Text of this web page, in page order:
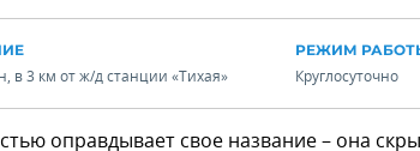
в 3 км от ж/д станции «Тихая»
РЕЖИМ
Круглосуточно
оправдывает свое название – она